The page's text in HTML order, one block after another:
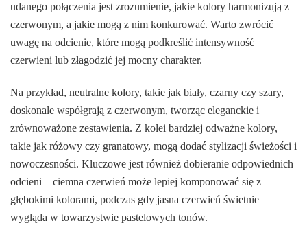
udanego połączenia jest zrozumienie, jakie kolory harmonizują z
czerwonym, a jakie mogą z nim konkurować. Warto zwrócić
uwagę na odcienie, które mogą podkreślić intensywność
czerwieni lub złagodzić jej mocny charakter.
Na przykład, neutralne kolory, takie jak biały, czarny czy szary,
doskonale współgrają z czerwonym, tworząc eleganckie i
zrównoważone zestawienia. Z kolei bardziej odważne kolory,
takie jak różowy czy granatowy, mogą dodać stylizacji świeżości i
nowoczesności. Kluczowe jest również dobieranie odpowiednich
odcieni – ciemna czerwień może lepiej komponować się z
głębokimi kolorami, podczas gdy jasna czerwień świetnie
wygląda w towarzystwie pastelowych tonów.